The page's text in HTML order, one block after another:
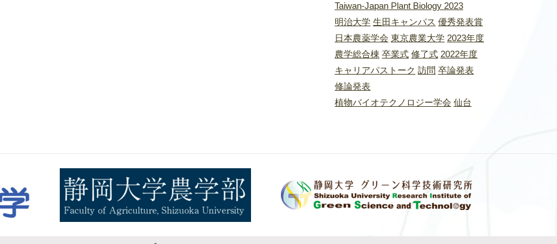
Taiwan-Japan Plant Biology 2023
明治大学 生田キャンパス 優秀発表賞
日本農薬学会 東京農業大学 2023年度
農学総合棟 卒業式 修了式 2022年度
キャリアパストーク 訪問 卒論発表
修論発表
植物バイオテクノロジー学会 仙台